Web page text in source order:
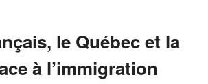
le Québec et la
à l’immigration